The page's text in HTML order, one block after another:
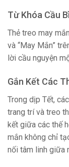
Từ Khóa Cầu
Thẻ treo may
và “May Mắn”
lời cầu nguyện
Gắn Kết Các
Trong dịp Tết,
trang trí và treo
kết giữa các thế
mắn không chỉ
nối tâm linh giữa